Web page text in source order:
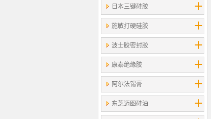
日本三键硅胶
施敏打硬硅胶
波士胶密封胶
康泰绝缘胶
阿尔法锡膏
东芝迈图硅油